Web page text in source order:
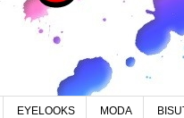
EYELOOKS MODA